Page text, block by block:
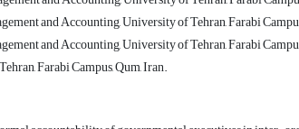
and Accounting, University of Tehran, Farabi
and Accounting, University of Tehran, Farabi
Farabi Campus, Qum, Iran.